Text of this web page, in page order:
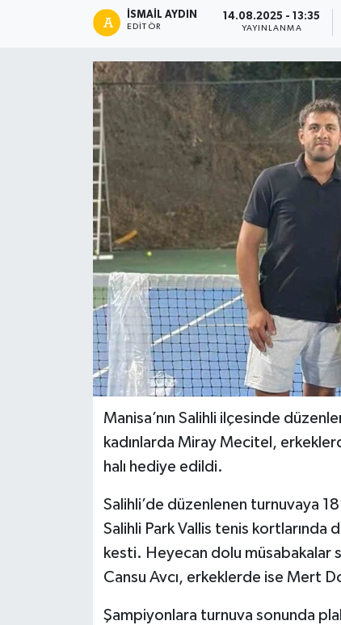
İSMAIL AYDIN
EDITÖR
14.08.2025 - 13:35
YAYINLANMA
Manisa’nın Salihli ilçesinde
kadınlarda Miray Mecitel,
halı hediye edildi.
Salihli’de düzenlenen turnuvaya
Salihli Park Vallis tenis
kesti. Heyecan dolu müsabakalar
Cansu Avcı, erkeklerde ise Mert
Şampiyonlara turnuva sonunda